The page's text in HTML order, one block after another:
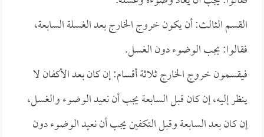
القسم الثالث: أن يكون خروج الخارج بعد الغسلة السابعة،
فقالوا: يجب الوضوء دون الغسل.
فيقسمون خروج الخارج ثلاثة أقسام: إن كان بعد الأكفان لا
ينظر إليه، إن كان قبل السابعة يجب أن نعيد الوضوء والغسل،
إن كان بعد السابعة وقبل التكفين يجب أن نعيد الوضوء دون